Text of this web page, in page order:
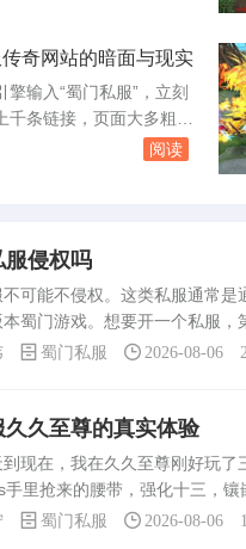
戏里的操作顺序说清楚。
先按T键打开挂机设置面
序決定清怪效率，别把大
头，起手用短冷却的单体
奇网站的暗面与现实
擎输入“蜀门私服”，立刻
千条链接，页面大多粗制
一例外地用鲜艳的横幅写
由盗号木马、充值骗局和
编织的网。蜀门这款端游
后达到人气顶峰，官方
阅读
服侵权吗
可能不侵权。这类私服通常
蜀门游戏。想要开一个私服，
十条的复制权范畴。复制之后
蜀门私服 2026-08-06
久久至尊的真实体验
到现在，我在久久至尊刚好玩
手里抢来的腰带，强化十三，
时截图给我看，晚上八点成都
蜀门私服 2026-08-06